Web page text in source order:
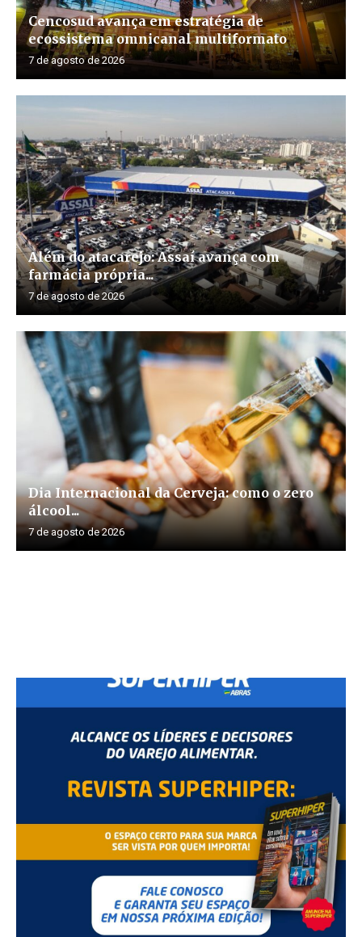
Cencosud avança em estratégia de
ecossistema omnicanal multiformato
7 de agosto de 2026
Além do atacarejo: Assaí avança com
farmácia própria...
7 de agosto de 2026
Dia Internacional da Cerveja: como o zero
álcool...
7 de agosto de 2026